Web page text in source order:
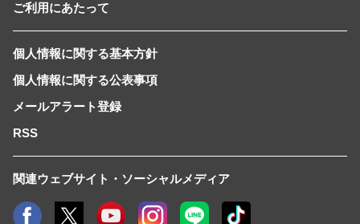
ご利用にあたって
個人情報に関する基本方針
個人情報に関する公表事項
メールアラート登録
RSS
関連ウェブサイト・ソーシャルメディア